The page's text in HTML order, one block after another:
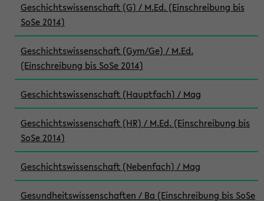
Geschichtswissenschaft (G) / M.Ed. (Einschreibung bis
SoSe 2014)
Geschichtswissenschaft (Gym/Ge) / M.Ed.
(Einschreibung bis SoSe 2014)
Geschichtswissenschaft (Hauptfach) / Mag
Geschichtswissenschaft (HR) / M.Ed. (Einschreibung bis
SoSe 2014)
Geschichtswissenschaft (Nebenfach) / Mag
Gesundheitswissenschaften / Ba (Einschreibung bis SoSe